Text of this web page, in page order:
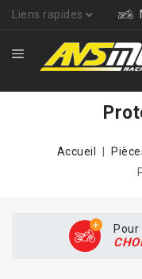
Liens rapides
Accueil